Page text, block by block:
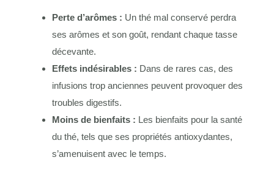
Perte d’arômes : Un thé mal conservé perdra
ses arômes et son goût, rendant chaque tasse
décevante.
Effets indésirables : Dans de rares cas, des
infusions trop anciennes peuvent provoquer des
troubles digestifs.
Moins de bienfaits : Les bienfaits pour la santé
du thé, tels que ses propriétés antioxydantes,
s’amenuisent avec le temps.